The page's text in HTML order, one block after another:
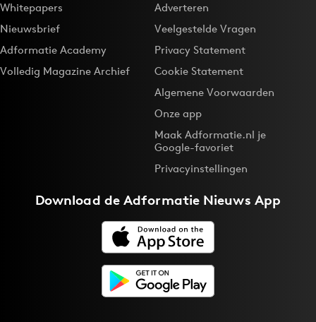
Whitepapers
Nieuwsbrief
Adformatie Academy
Volledig Magazine Archief
Adverteren
Veelgestelde Vragen
Privacy Statement
Cookie Statement
Algemene Voorwaarden
Onze app
Maak Adformatie.nl je
Google-favoriet
Privacyinstellingen
Download deAdformatie Nieuws App